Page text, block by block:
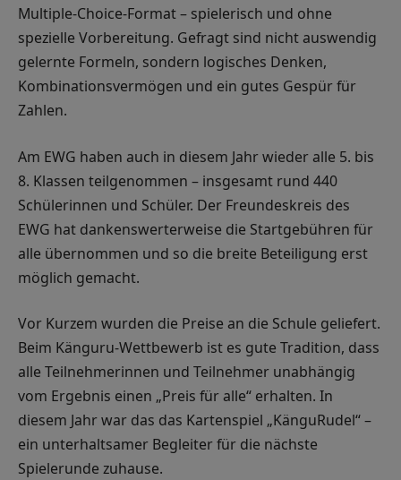
Multiple-Choice-Format – spielerisch und ohne
spezielle Vorbereitung. Gefragt sind nicht auswendig
gelernte Formeln, sondern logisches Denken,
Kombinationsvermögen und ein gutes Gespür für
Zahlen.
Am EWG haben auch in diesem Jahr wieder alle 5. bis
8. Klassen teilgenommen – insgesamt rund 440
Schülerinnen und Schüler. Der Freundeskreis des
EWG hat dankenswerterweise die Startgebühren für
alle übernommen und so die breite Beteiligung erst
möglich gemacht.
Vor Kurzem wurden die Preise an die Schule geliefert.
Beim Känguru-Wettbewerb ist es gute Tradition, dass
alle Teilnehmerinnen und Teilnehmer unabhängig
vom Ergebnis einen „Preis für alle“ erhalten. In
diesem Jahr war das das Kartenspiel „KänguRudel“ –
ein unterhaltsamer Begleiter für die nächste
Spielerunde zuhause.